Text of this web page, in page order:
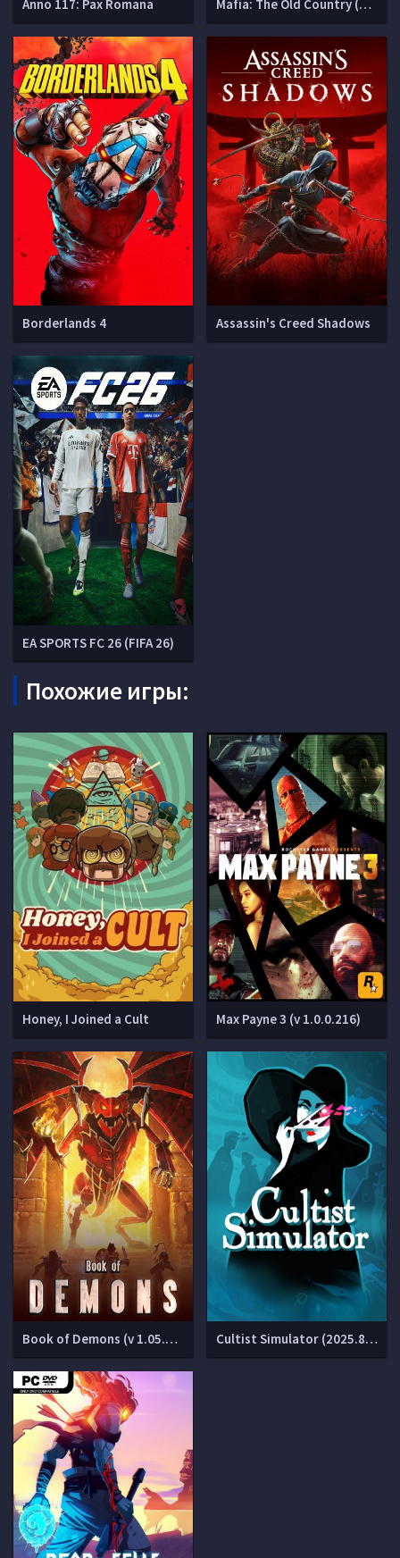
Anno 117: Pax Romana Mafia: The Old Country (Мафия 4)
Borderlands 4 Assassin's Creed Shadows
EA SPORTS FC 26 (FIFA 26)
Похожие игры:
Honey, I Joined a Cult Max Payne 3 (v 1.0.0.216)
Book of Demons (v 1.05.240321) Cultist Simulator (2025.8.f.4 + 5 DLC)